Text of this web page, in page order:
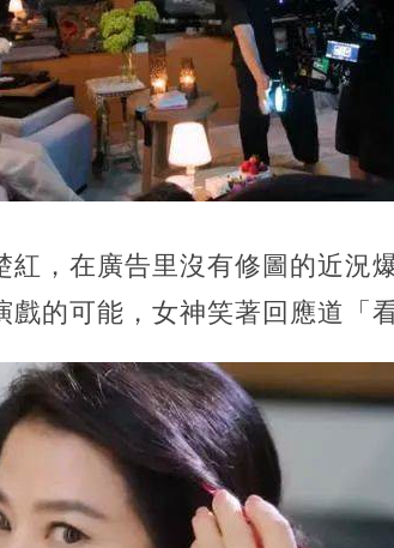
紅，在廣告里沒有修圖的近況
的可能，女神笑著回應道「